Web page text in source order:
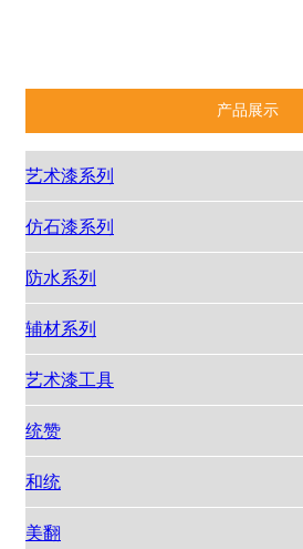
产品展示
艺术漆系列
仿石漆系列
防水系列
辅材系列
艺术漆工具
统赞
和统
美翻